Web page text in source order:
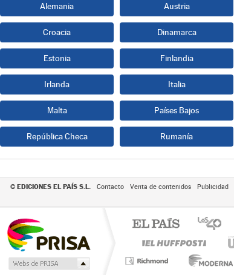
Alemania Austria
Croacia Dinamarca
Estonia Finlandia
Irlanda Italia
Malta Países Bajos
República Checa Rumanía
© EDICIONES EL PAÍS S.L. Contacto Venta de contenidos Publicidad